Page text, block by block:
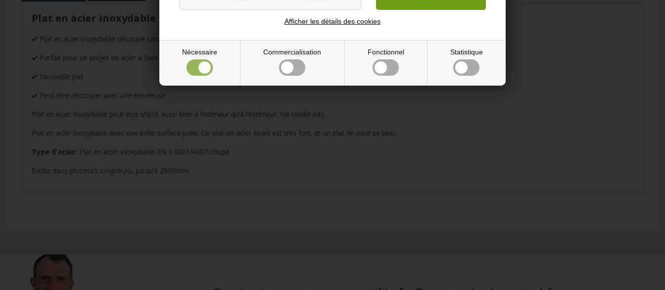
Nécessaire Commercialisation Fonctionnel Statistique
Afficher les détails des cookies
Plat en acier inoxydable
Plat en acier inoxydable découpé selon vos mesures
Parfait pour un projet en acier à faire soi-même
Ne rouille pas
Peut être découper avec une meuleuse
Plat en acier inoxydable peut être utilisé aussi bien à l’intérieur qu’à l’extérieur. Ne rouille pas.
Plat en acier inoxydable avec une belle surface polie. Un plat en acier épais est très fort, et un plat fin peut se plier.
Type d’acier: Plat en acier inoxydable EN 1.4301/4307 coupé
Existe dans plusieurs longueurs, jusqu’à 2900mm.